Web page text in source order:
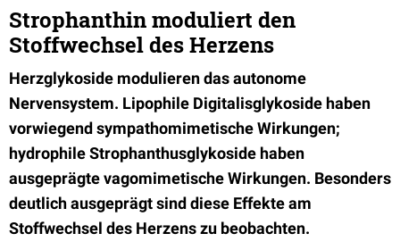
Strophanthin moduliert den
Stoffwechsel des Herzens
Herzglykoside modulieren das autonome
Nervensystem. Lipophile Digitalisglykoside haben
vorwiegend sympathomimetische Wirkungen;
hydrophile Strophanthusglykoside haben
ausgeprägte vagomimetische Wirkungen. Besonders
deutlich ausgeprägt sind diese Effekte am
Stoffwechsel des Herzens zu beobachten.